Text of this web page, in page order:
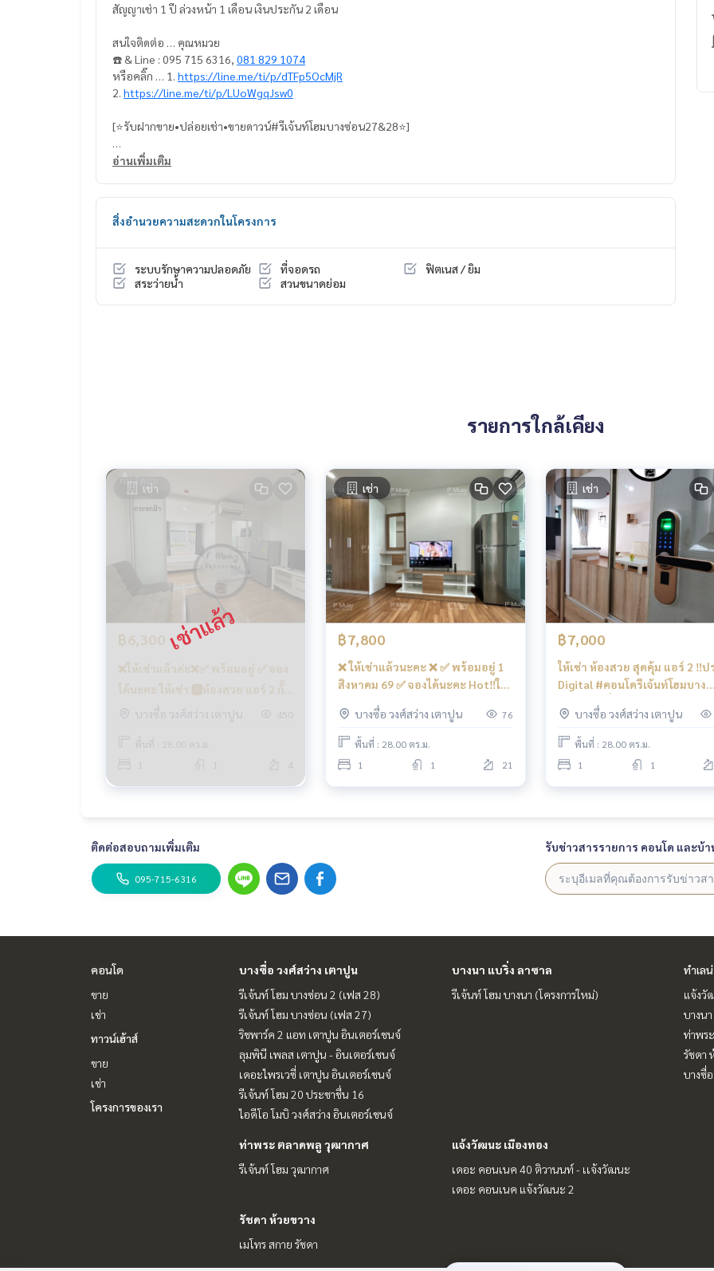
สัญญาเช่า 1 ปี ล่วงหน้า 1 เดือน เงินประกัน 2 เดือน
สนใจติดต่อ … คุณหมวย
☎️ & Line : 095 715 6316, 081 829 1074
หรือคลิ๊ก … 1. https://line.me/ti/p/dTFp5OcMjR
2. https://line.me/ti/p/LUoWgqJsw0
[⭐️รับฝากขาย•ปล่อยเช่า•ขายดาวน์#รีเจ้นท์โฮมบางซ่อน27&28⭐️]
📍 เฟอร์นิเจอร์ ครบ
* โต๊ะวางทีวี + ชั้นวางของ
* เตียง + ที่นอน 5 ฟุต
* ครัวบิ้วอิน
* ชั้นวางของ
🚗 ได้สิทธิ์ที่จอดรถยนต์ 1 คัน และ ที่จอดรถมอร์เตอร์ไซด์ 1 คัน 🛵
สิ่งอำนวยความสะดวก
– สระว่ายน้ำระบบเกลือ ฟิตเนส … พิเศษ‼️ใต้ตึกมี 7/11 ร้านค้า ร้านอาหารมากมาย ร้านเสริมสวย ร้านกาแฟ ฯลฯ
- กล้องวงจรปิด CCTV เข้า - ออก ด้วยระบบ Key Card
- เจ้าหน้าที่รักษาความปลอดภัย 24 ชั่วโมง
รถเมล์ : สาย 16, 30, 65, 97, 505
MRT-บางซ่อน ทางออกที่ 3 เชื่อมต่อ MRT เตาปูน
ใกล้ทางขึ้น-ลงทางด่วน ศรีรัช และทางด่วน ศรีรัช-วงแหวนรอบนอก (กาญจนาภิเษก)
#รีเจ้นท์โฮมบางซ่อนเฟส27 #รีเจ้นท์โฮมบางซ่อนเฟส28 #รีเจ้นท์โฮม #รีเจ้นท์บางซ่อน #regenthomebangson #regen
อ่านเพิ่มเติม
สิ่งอำนวยความสะดวกในโครงการ
ระบบรักษาความปลอดภัย ที่จอดรถ
ฟิตเนส / ยิม
สระว่ายน้ำ
สวนขนาดย่อม
รายการใกล้เคียง
เช่า
฿6,300
❌ให้เช่าแล้วค่ะ❌✅ พร้อมอยู่ ✅ จอง
ได้นะคะ ให้เช่า 🅰️ห้องสวย แอร์ 2 กั้น
ห้อง ราคาสุดคุ้ม คชฟฟ ครบ #คอน
6,300 บาท
บางซื่อ วงศ์สว่าง เตาปูน 450
พื้นที่ : 28.00 ตร.ม.
4
เช่า
฿7,800
❌ ให้เช่าแล้วนะคะ ❌ ✅ พร้อมอยู่ 1
สิงหาคม 69 ✅ จองได้นะคะ Hot‼️ให้
โล่ง 📍มี เครื่องซักผ้า #รีเจ้นท์โฮม
บางซ่อน27 ❤️ค่าเช่า 7,800
บางซื่อ วงศ์สว่าง เตาปูน 76
พื้นที่ : 28.00 ตร.ม.
1
1 21
เช่า
฿7,000
ให้เช่า ห้องสวย สุดคุ้ม แอร์ 2 ‼️ประตู
Digital #คอนโดรีเจ้นท์โฮมบาง
เครื่องซักผ้า ❤️ค่าเช่า 7,000 บา
บางซื่อ วงศ์สว่าง เตาปูน
พื้นที่ : 28.00 ตร.ม.
1
1
ติดต่อสอบถามเพิ่มเติม
095-715-6316
รับข่าวสารรายการ คอนโด และบ้า
คอนโด
ขาย
เช่า
ทาวน์เฮ้าส์
ขาย
เช่า
โครงการของเรา
บางซื่อ วงศ์สว่าง เตาปูน
รีเจ้นท์ โฮม บางซ่อน 2 (เฟส 28)
รีเจ้นท์ โฮม บางซ่อน (เฟส 27)
ริชพาร์ค 2 แอท เตาปูน อินเตอร์เชนจ์
ลุมพินี เพลส เตาปูน - อินเตอร์เชนจ์
เดอะไพรเวซี่ เตาปูน อินเตอร์เชนจ์
รีเจ้นท์ โฮม 20 ประชาชื่น 16
ไอดีโอ โมบิ วงศ์สว่าง อินเตอร์เชนจ์
บางนา แบริ่ง ลาซาล
รีเจ้นท์ โฮม บางนา (โครงการใหม่)
ท่าพระ ตลาดพลู วุฒากาศ
รีเจ้นท์ โฮม วุฒากาศ
แจ้งวัฒนะ เมืองทอง
เดอะ คอนเนค 40 ติวานนท์ - เเจ้งวัฒนะ
เดอะ คอนเนค แจ้งวัฒนะ 2
รัชดา ห้วยขวาง
เมโทร สกาย รัชดา
ทำเล
แจ้งวั
บางน
ท่าพร
รัชดา
บางซื่